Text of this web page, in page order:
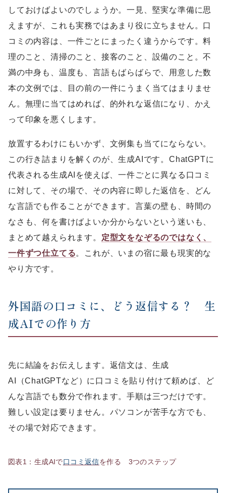
しておけばよいのでしょうか。一見、堅実な準備に思
えますが、これも実務ではあまり役に立ちません。口
コミの内容は、一件ごとにまったく違うからです。料
理のこと、清掃のこと、接客のこと、設備のこと。不
満の中身も、温度も、言語もばらばらで、用意した数
本の文例では、目の前の一件にうまく当てはまりませ
ん。無理に当てはめれば、的外れな返信になり、かえ
って印象を悪くします。
放置するわけにもいかず、文例集も当てにならない。
この行き詰まりを解くのが、生成AIです。ChatGPTに
代表される生成AIを使えば、一件ごとに異なる口コミ
に対して、その場で、その内容に即した返信を、どん
な言語でも作ることができます。言葉の壁も、時間の
なさも、何を書けばよいか分からないという迷いも、
まとめて越えられます。 定型文をなぞるのではなく、
一件ずつ仕立てる。これが、いまの宿に最も現実的な
やり方です。
外国語の口コミに、どう返信する？ 生
成AIでの作り方
先に結論をお伝えします。返信文は、生成
AI（ChatGPTなど）に口コミを貼り付けて頼めば、ど
んな言語でも数分で作れます。手順は三つだけです。
難しい設定は要りません。パソコンが苦手な方でも、
その場で対応できます。
図表1：生成AIで口コミ返信を作る 3つのステップ